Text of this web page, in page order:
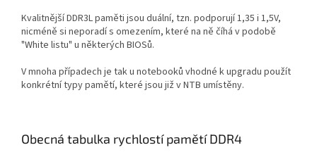
Kvalitnější DDR3L paměti jsou duální, tzn. podporují 1,35 i 1,5V,
nicméně si neporadí s omezením, které na ně číhá v podobě
"White listu" u některých BIOSů.
V mnoha případech je tak u notebooků vhodné k upgradu použít
konkrétní typy pamětí, které jsou již v NTB umístěny.
Obecná tabulka rychlostí pamětí DDR4